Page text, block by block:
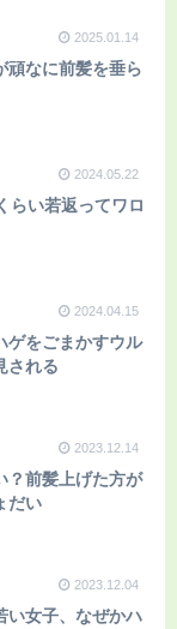
2025.01.14
頑なに前髪を垂ら
2024.05.22
らい若返ってワロ
2024.04.15
ゲをごまかすウル
される
2023.12.14
？前髪上げた方が
だい
2023.12.04
い女子、なぜかハ